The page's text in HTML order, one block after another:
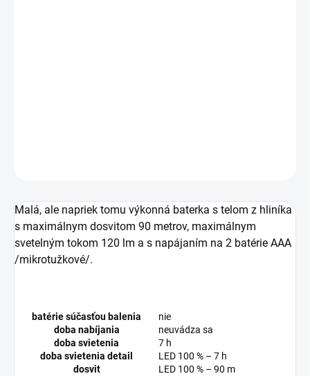
Malá, ale napriek tomu výkonná baterka s telom z hliníka
s maximálnym dosvitom 90 metrov, maximálnym
svetelným tokom 120 lm a s napájaním na 2 batérie AAA
/mikrotužkové/.
batérie súčasťou balenia
nie
doba nabíjania
neuvádza sa
doba svietenia
7 h
doba svietenia detail
LED 100 % – 7 h
dosvit
LED 100 % – 90 m